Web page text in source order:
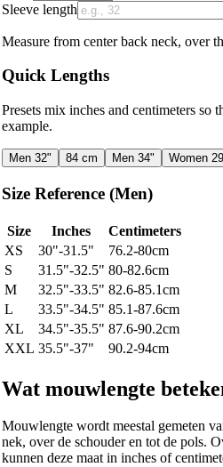
Sleeve length
Measure from center back neck, over
Quick Lengths
Presets mix inches and centimeters so
example.
Men 32" 84 cm Men 34" Women
Size Reference(Men)
Size Inches
Centimeters
XS
30"-31.5" 76.2-80cm
S
31.5"-32.5" 80-82.6cm
M
32.5"-33.5" 82.6-85.1cm
L
33.5"-34.5" 85.1-87.6cm
XL
34.5"-35.5" 87.6-90.2cm
XXL 35.5"-37" 90.2-94cm
Wat mouwlengte
Mouwlengte wordt meestal gemeten
nek, over de schouder en tot de pols.
kunnen deze maat in inches of